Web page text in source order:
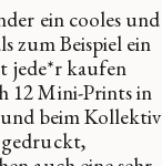
ein cooles und
zum Beispiel ein
jede*r kaufen
12 Mini-Prints in
beim Kollektiv